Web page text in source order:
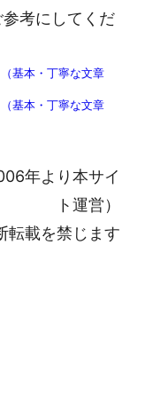
考にしてくだ
基本・丁寧な文章
基本・丁寧な文章
年より本サイ
ト運営）
転載を禁じます